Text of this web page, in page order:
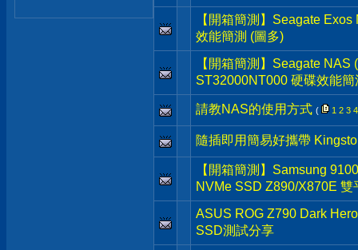
【開箱簡測】Seagate
效能簡測 (圖多)
【開箱簡測】Seagate
ST32000NT000 硬碟效能簡
請教NAS的使用方式 ( 1 2 3 4
隨插即用簡易好攜帶
【開箱簡測】Samsung
NVMe SSD Z890/X870E 雙
ASUS ROG Z790 Dark
SSD測試分享